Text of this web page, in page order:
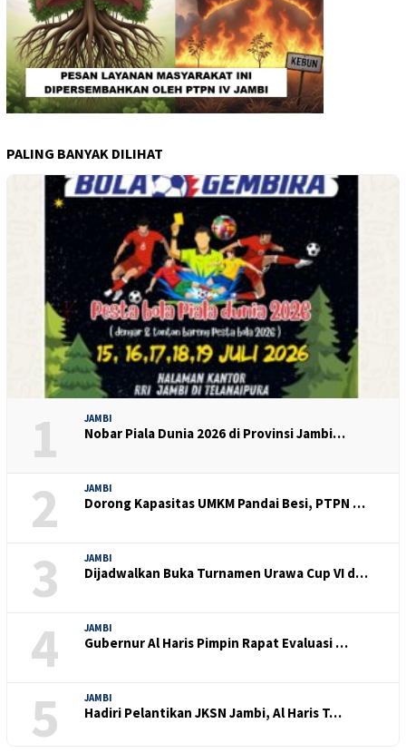
PALING BANYAK DILIHAT
1 JAMBI
Nobar Piala Dunia 2026 di Provinsi Jambi…
2 JAMBI
Dorong Kapasitas UMKM Pandai Besi, PTPN …
3 JAMBI
Dijadwalkan Buka Turnamen Urawa Cup VI d…
4 JAMBI
Gubernur Al Haris Pimpin Rapat Evaluasi …
5 JAMBI
Hadiri Pelantikan JKSN Jambi, Al Haris T…